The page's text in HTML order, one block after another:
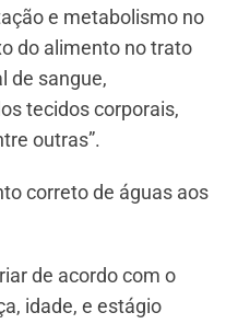
e metabolismo no
do alimento no trato
de sangue,
tecidos corporais,
outras”.
correto de águas aos
de acordo com o
idade, e estágio